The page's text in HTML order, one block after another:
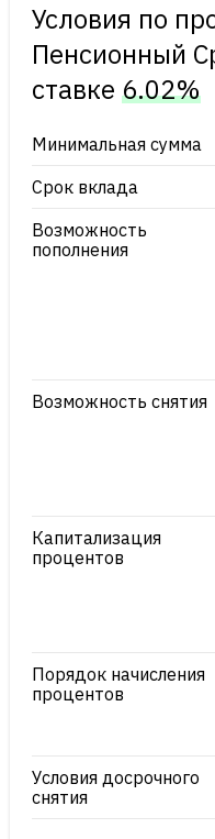
Условия по
Пенсионный
ставке 6.02%
Минимальная сумма
Срок вклада
Возможность
пополнения
Возможность снятия
Капитализация
процентов
Порядок начисления
процентов
Условия досрочного
снятия